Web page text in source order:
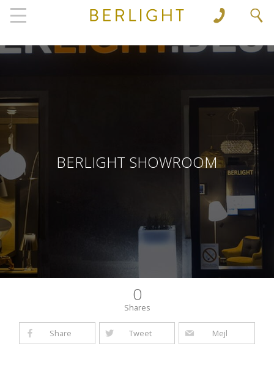
', 'www.berlight.rs'); ga('send', 'pageview');
BERLIGHT SHOWROOM
0
Shares
Share Tweet Mejl